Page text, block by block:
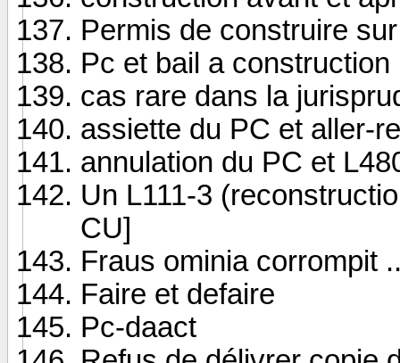
Permis de construire
Pc et bail a construction
cas rare dans la
assiette du PC et aller-
annulation du PC et
Un L111-3
CU]
Fraus ominia corrompit
Faire et defaire
Pc-daact